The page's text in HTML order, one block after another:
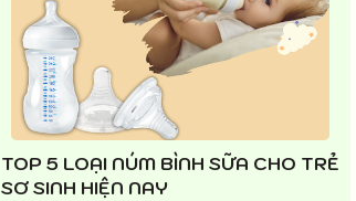
TOP 5 LOẠI NÚM BÌNH SỮA CHO TRẺ
SƠ SINH HIỆN NAY